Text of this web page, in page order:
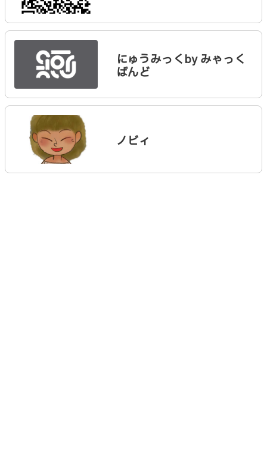
にゅうみっくby みゃっく
ばんど
ノビィ